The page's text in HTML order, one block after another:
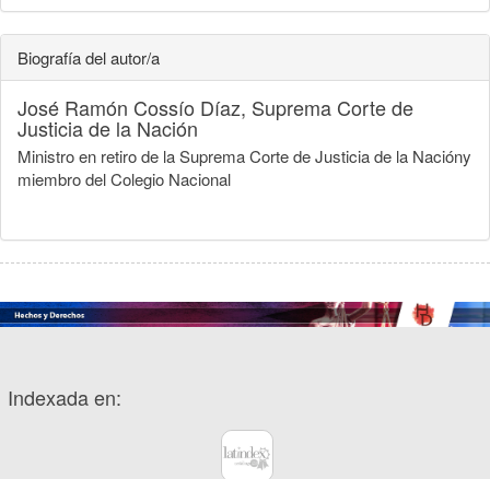
Biografía del autor/a
José Ramón Cossío Díaz, Suprema Corte de
Justicia de la Nación
Ministro en retiro de la Suprema Corte de Justicia de la Nacióny
miembro del Colegio Nacional
Indexada en: